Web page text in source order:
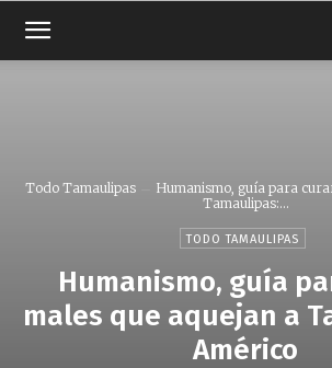
Todo Tamaulipas
Humanismo, guía para
Tamaulipas:...
TODO TAMAULIPAS
Humanismo, guía
males que aquejan a
Américo